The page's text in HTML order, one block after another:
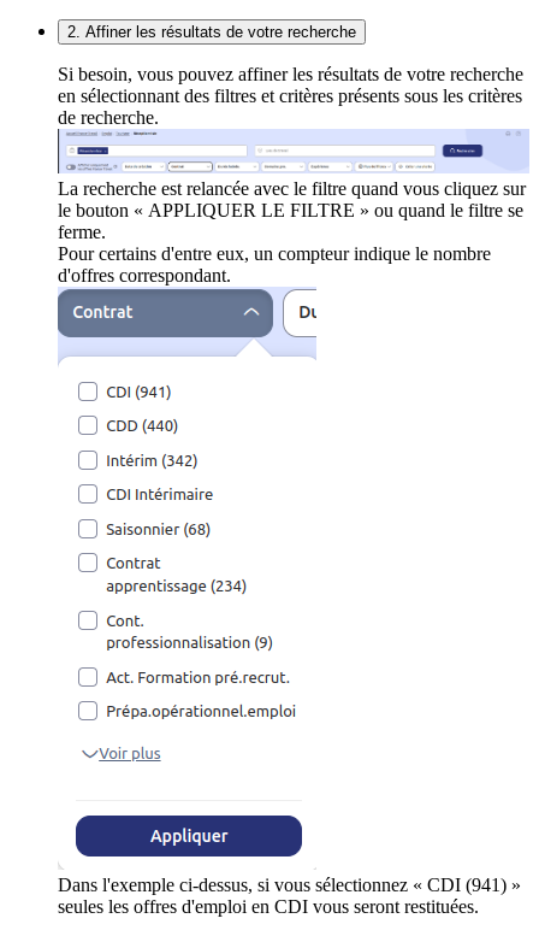
2. Affiner les résultats de votre recherche
Si besoin, vous pouvez affiner les résultats de votre recherche
en sélectionnant des filtres et critères présents sous les critères
de recherche.
La recherche est relancée avec le filtre quand vous cliquez sur
le bouton « APPLIQUER LE FILTRE » ou quand le filtre se
ferme.
Pour certains d'entre eux, un compteur indique le nombre
d'offres correspondant.
Dans l'exemple ci-dessus, si vous sélectionnez « CDI (941) »
seules les offres d'emploi en CDI vous seront restituées.